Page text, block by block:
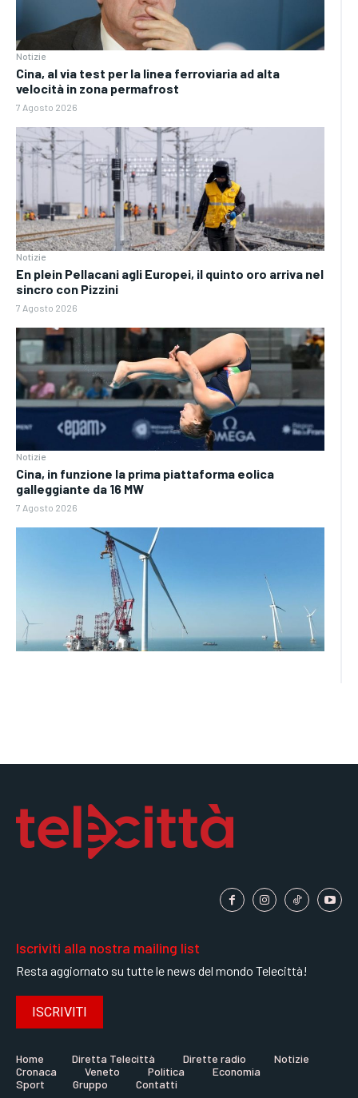
Notizie
Cina, al via test per la linea ferroviaria ad alta
velocità in zona permafrost
7 Agosto 2026
Notizie
En plein Pellacani agli Europei, il quinto oro arriva nel
sincro con Pizzini
7 Agosto 2026
Notizie
Cina, in funzione la prima piattaforma eolica
galleggiante da 16 MW
7 Agosto 2026
Iscriviti alla nostra mailing list
Resta aggiornato su tutte le news del mondo Telecittà!
ISCRIVITI
Home Diretta Telecittà Dirette radio
Notizie
Cronaca
Veneto Politica
Economia
Sport
Gruppo Contatti